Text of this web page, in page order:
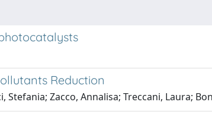
Reduction
Zacco, Annalisa; Treccani, Laura;